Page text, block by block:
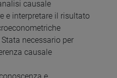
causale
e interpretare il risultato
necessario per
causale